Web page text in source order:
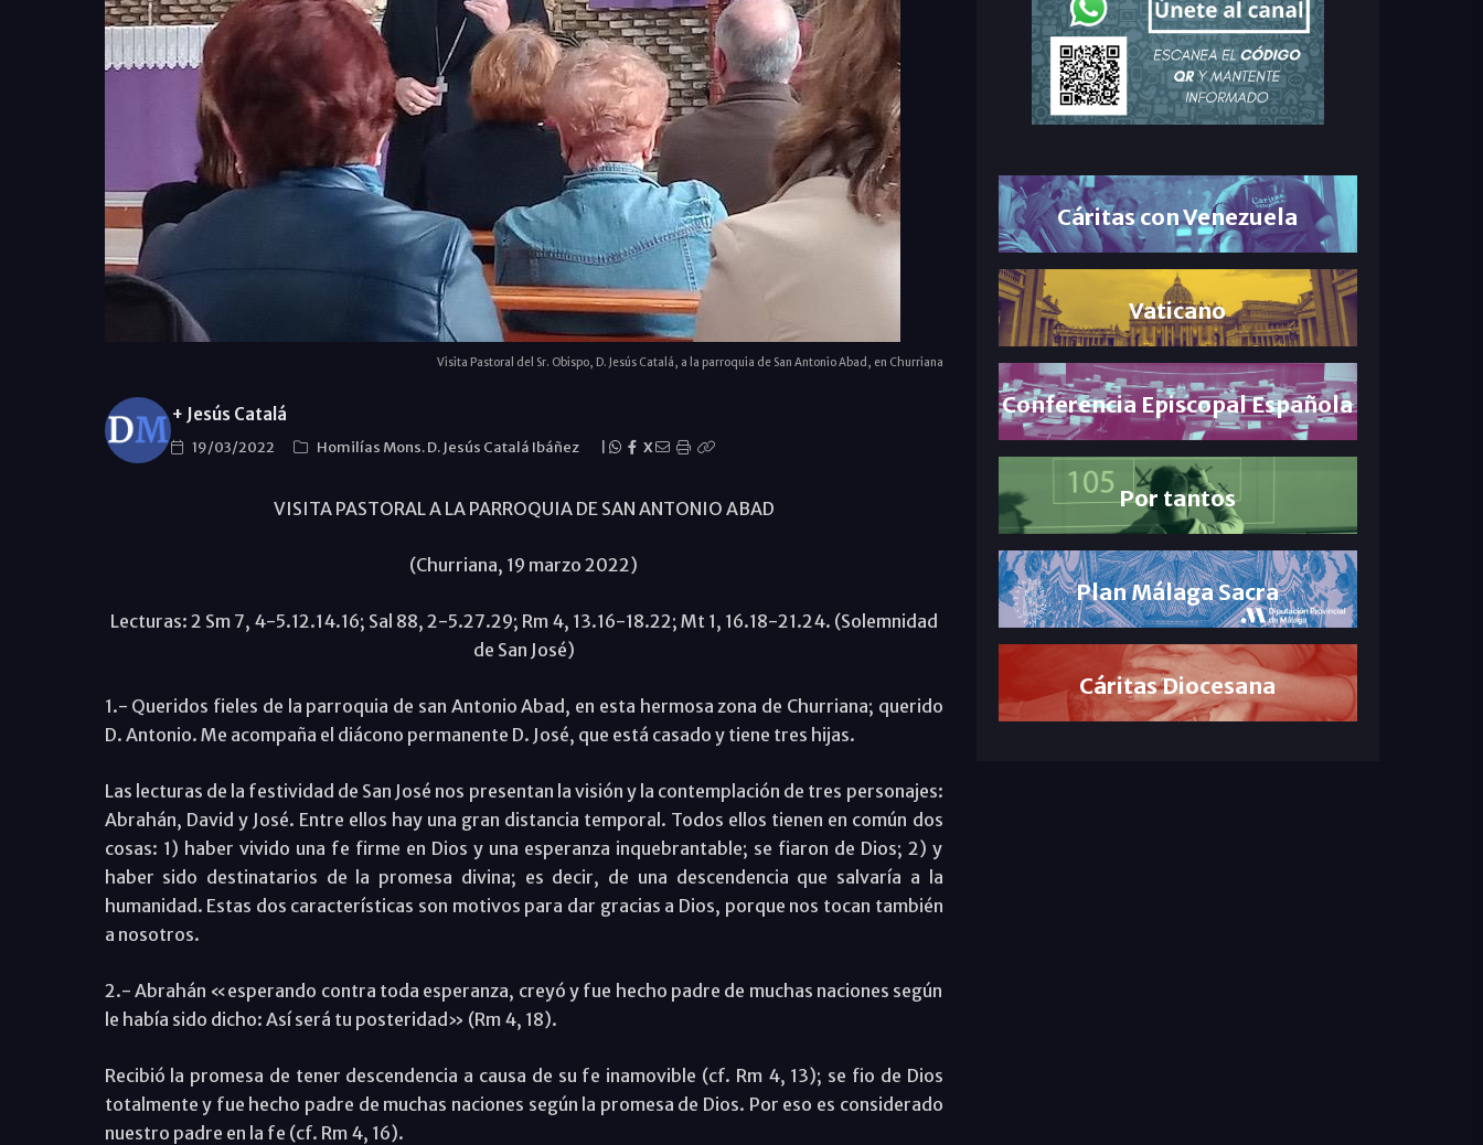
Visita Pastoral del Sr. Obispo, D. Jesús Catalá, a la parroquia de San Antonio Abad, en Churriana
+ Jesús Catalá
19/03/2022 Homilías Mons. D. Jesús Catalá Ibáñez X
VISITA PASTORAL A LA PARROQUIA DE SAN ANTONIO ABAD
(Churriana, 19 marzo 2022)
Lecturas: 2 Sm 7, 4-5.12.14.16; Sal 88, 2-5.27.29; Rm 4, 13.16-18.22; Mt 1, 16.18-21.24. (Solemnidad
de San José)
1.- Queridos fieles de la parroquia de san Antonio Abad, en esta hermosa zona de Churriana; querido
D. Antonio. Me acompaña el diácono permanente D. José, que está casado y tiene tres hijas.
Las lecturas de la festividad de San José nos presentan la visión y la contemplación de tres personajes:
Abrahán, David y José. Entre ellos hay una gran distancia temporal. Todos ellos tienen en común dos
cosas: 1) haber vivido una fe firme en Dios y una esperanza inquebrantable; se fiaron de Dios; 2) y
haber sido destinatarios de la promesa divina; es decir, de una descendencia que salvaría a la
humanidad. Estas dos características son motivos para dar gracias a Dios, porque nos tocan también
a nosotros.
2.- Abrahán «esperando contra toda esperanza, creyó y fue hecho padre de muchas naciones según
le había sido dicho: Así será tu posteridad» (Rm 4, 18).
Recibió la promesa de tener descendencia a causa de su fe inamovible (cf. Rm 4, 13); se fio de Dios
totalmente y fue hecho padre de muchas naciones según la promesa de Dios. Por eso es considerado
nuestro padre en la fe (cf. Rm 4, 16).
Cáritas con Venezuela
Vaticano
Conferencia Episcopal Española
Por tantos
Plan Málaga Sacra
Cáritas Diocesana